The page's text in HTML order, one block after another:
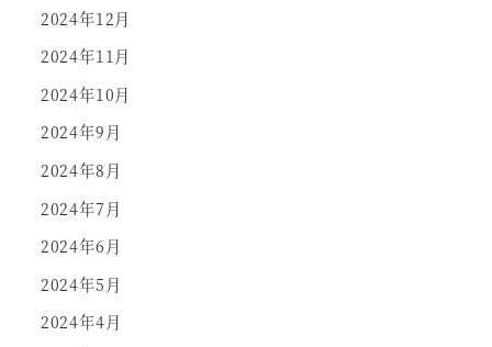
2024年12月
2024年11月
2024年10月
2024年9月
2024年8月
2024年7月
2024年6月
2024年5月
2024年4月